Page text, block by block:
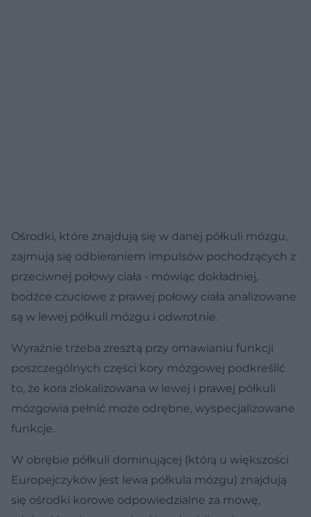
Ośrodki, które znajdują się w danej półkuli mózgu,
zajmują się odbieraniem impulsów pochodzących z
przeciwnej połowy ciała - mówiąc dokładniej,
bodźce czuciowe z prawej połowy ciała analizowane
są w lewej półkuli mózgu i odwrotnie.
Wyraźnie trzeba zresztą przy omawianiu funkcji
poszczególnych części kory mózgowej podkreślić
to, że kora zlokalizowana w lewej i prawej półkuli
mózgowia pełnić może odrębne, wyspecjalizowane
funkcje.
W obrębie półkuli dominującej (którą u większości
Europejczyków jest lewa półkula mózgu) znajdują
się ośrodki korowe odpowiedzialne za mowę,